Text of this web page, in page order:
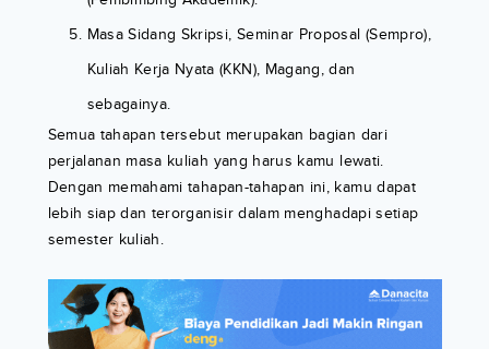
Masa Sidang Skripsi, Seminar Proposal (Sempro),
Kuliah Kerja Nyata (KKN), Magang, dan
sebagainya.
Semua tahapan tersebut merupakan bagian dari
perjalanan masa kuliah yang harus kamu lewati.
Dengan memahami tahapan-tahapan ini, kamu dapat
lebih siap dan terorganisir dalam menghadapi setiap
semester kuliah.